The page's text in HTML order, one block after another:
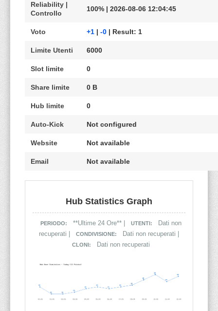
Reliability |
Controllo
100% | 2026-08-06 12:04:45
Voto +1 | -0 | Result: 1
Limite Utenti 6000
Slot limite 0
Share limite 0 B
Hub limite 0
Auto-Kick Not configured
Website Not available
Email Not available
Hub Statistics Graph
PERIODO: **Ultime 24 Ore** | UTENTI:
Dati non
recuperati |
CONDIVISIONE: Dati non recuperati |
CLONI: Dati non recuperati